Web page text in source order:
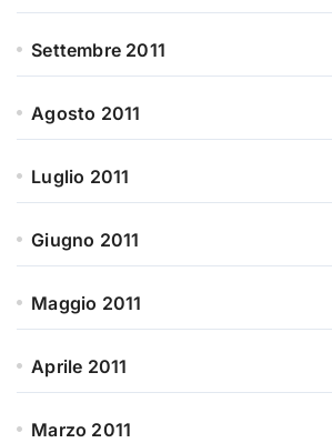
Settembre 2011
Agosto 2011
Luglio 2011
Giugno 2011
Maggio 2011
Aprile 2011
Marzo 2011